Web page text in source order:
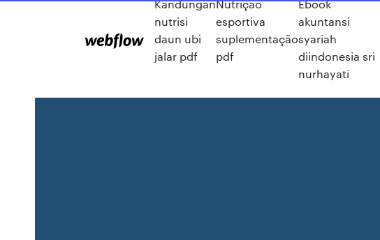
Kandungan
nutrisi
daun ubi
jalar pdf
Nutrição
esportiva
suplementação
pdf
Ebook
akuntansi
syariah
diindonesia sri
nurhayati